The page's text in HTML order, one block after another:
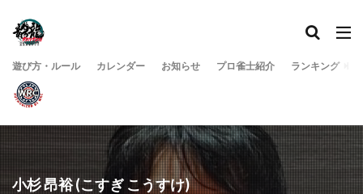
遊び方・ルール カレンダー お知らせ プロ雀士紹介 ランキング
小杉 昂裕 (こすぎ こうすけ)